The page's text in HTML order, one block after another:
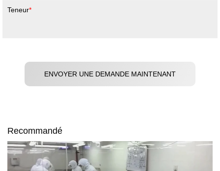
Teneur
ENVOYER UNE DEMANDE MAINTENANT
Recommandé